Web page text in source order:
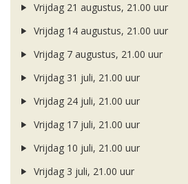
Vrijdag 21 augustus, 21.00 uur
Vrijdag 14 augustus, 21.00 uur
Vrijdag 7 augustus, 21.00 uur
Vrijdag 31 juli, 21.00 uur
Vrijdag 24 juli, 21.00 uur
Vrijdag 17 juli, 21.00 uur
Vrijdag 10 juli, 21.00 uur
Vrijdag 3 juli, 21.00 uur